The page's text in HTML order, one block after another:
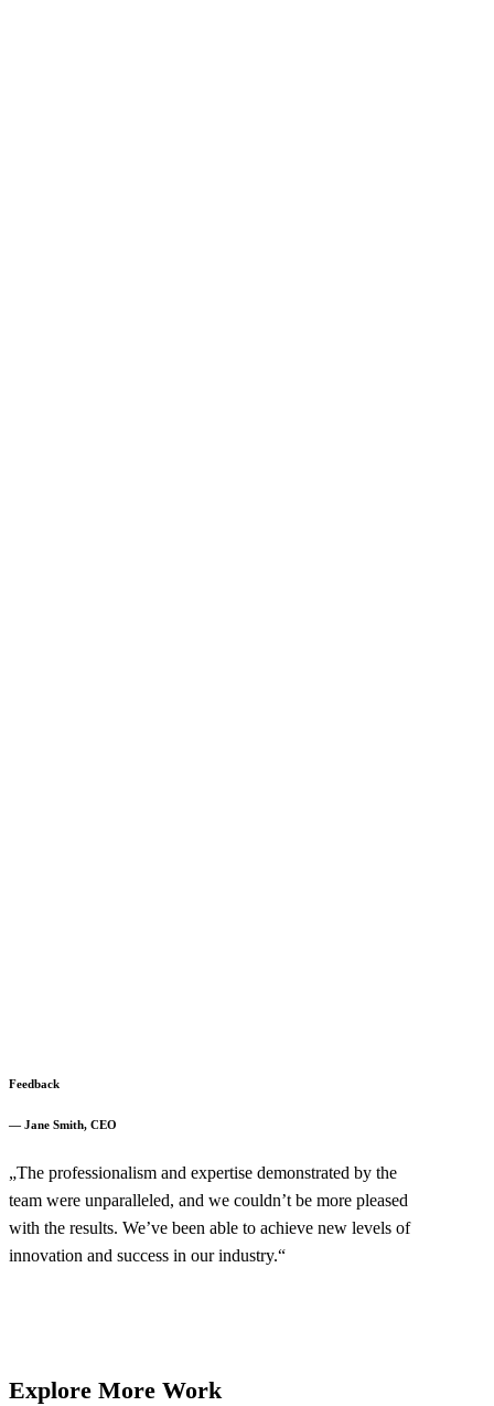
Feedback
— Jane Smith, CEO
„The professionalism and expertise demonstrated by the
team were unparalleled, and we couldn’t be more pleased
with the results. We’ve been able to achieve new levels of
innovation and success in our industry.“
Explore More Work